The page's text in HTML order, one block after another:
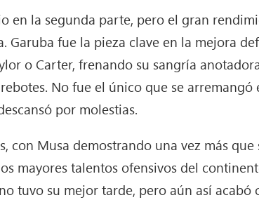
en la segunda parte, pero el gran
fue la pieza clave en la mejora
o Carter, frenando su sangría
No fue el único que se
por molestias.
con Musa demostrando una vez más que
mayores talentos ofensivos del
tuvo su mejor tarde, pero aún así acabó